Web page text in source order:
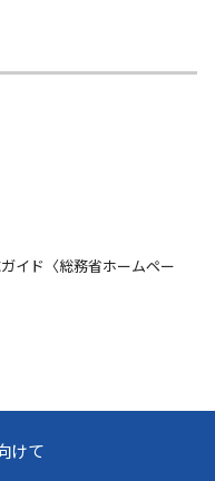
イド〈総務省ホームペー
けて